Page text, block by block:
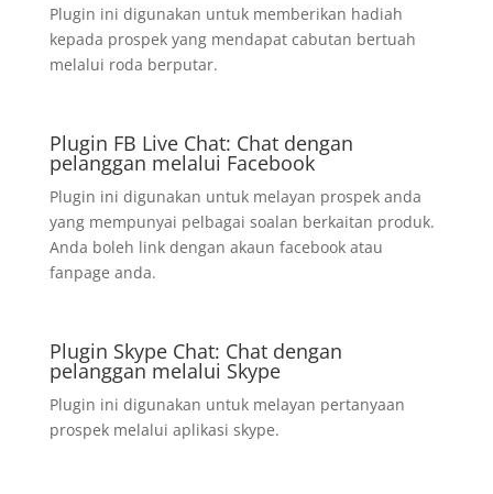
Plugin ini digunakan untuk memberikan hadiah
kepada prospek yang mendapat cabutan bertuah
melalui roda berputar.
Plugin FB Live Chat: Chat dengan
pelanggan melalui Facebook
Plugin ini digunakan untuk melayan prospek anda
yang mempunyai pelbagai soalan berkaitan produk.
Anda boleh link dengan akaun facebook atau
fanpage anda.
Plugin Skype Chat: Chat dengan
pelanggan melalui Skype
Plugin ini digunakan untuk melayan pertanyaan
prospek melalui aplikasi skype.